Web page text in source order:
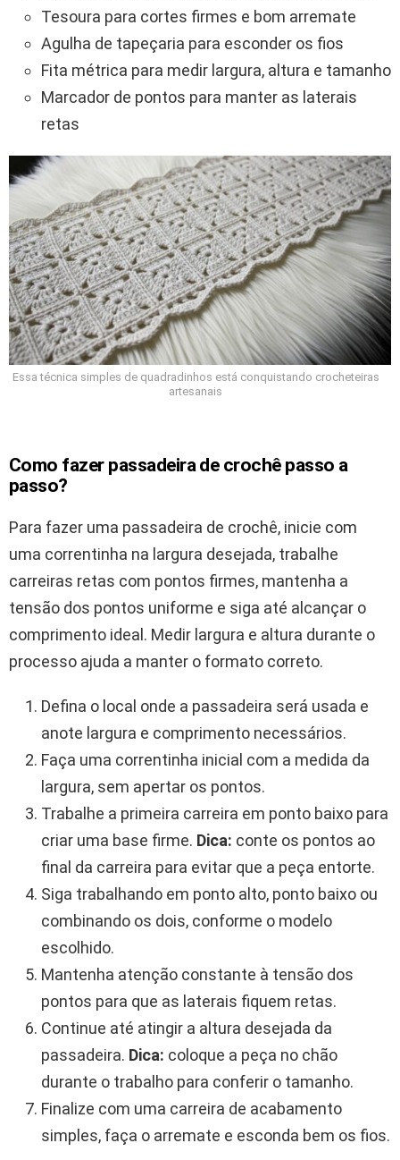
Tesoura para cortes firmes e bom arremate
Agulha de tapeçaria para esconder os fios
Fita métrica para medir largura, altura e tamanho
Marcador de pontos para manter as laterais
retas
Essa técnica simples de quadradinhos está conquistando crocheteiras
artesanais
Como fazer passadeira de crochê passo a
passo?
Para fazer uma passadeira de crochê, inicie com
uma correntinha na largura desejada, trabalhe
carreiras retas com pontos firmes, mantenha a
tensão dos pontos uniforme e siga até alcançar o
comprimento ideal. Medir largura e altura durante o
processo ajuda a manter o formato correto.
Defina o local onde a passadeira será usada e
anote largura e comprimento necessários.
Faça uma correntinha inicial com a medida da
largura, sem apertar os pontos.
Trabalhe a primeira carreira em ponto baixo para
criar uma base firme. Dica: conte os pontos ao
final da carreira para evitar que a peça entorte.
Siga trabalhando em ponto alto, ponto baixo ou
combinando os dois, conforme o modelo
escolhido.
Mantenha atenção constante à tensão dos
pontos para que as laterais fiquem retas.
Continue até atingir a altura desejada da
passadeira. Dica: coloque a peça no chão
durante o trabalho para conferir o tamanho.
Finalize com uma carreira de acabamento
simples, faça o arremate e esconda bem os fios.